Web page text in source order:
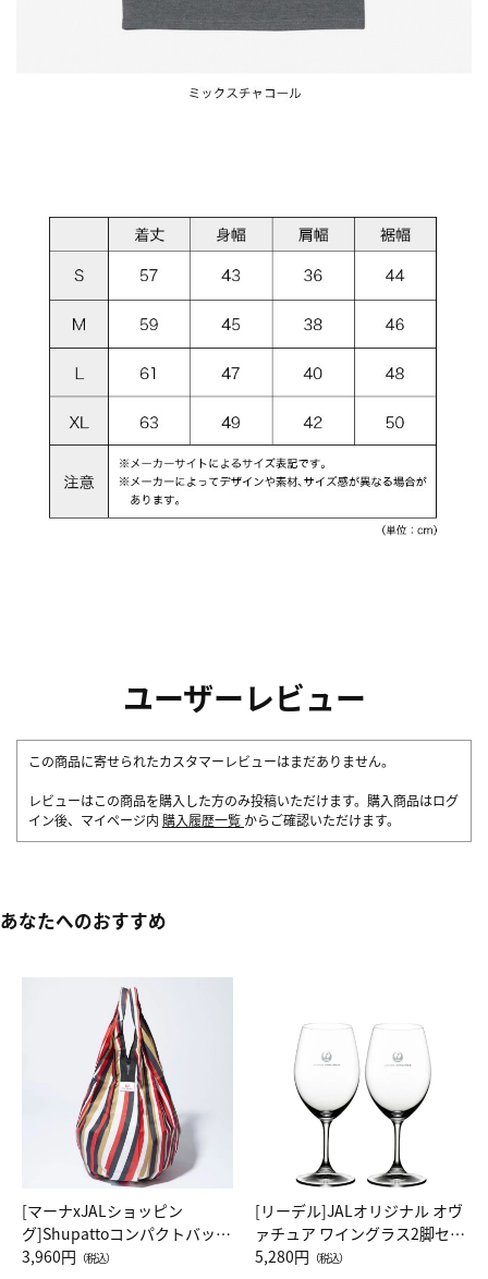
ユーザーレビュー
この商品に寄せられたカスタマーレビューはまだありません。
レビューはこの商品を購入した方のみ投稿いただけます。購入商品はログ
イン後、マイページ内 購入履歴一覧 からご確認いただけます。
あなたへのおすすめ
[マーナxJALショッピン
グ]Shupattoコンパクトバッグ
Drop JAL客室乗務員（LC）ス
3,960円 （税込）
[リーデル]JALオリジナル オヴ
ァチュア ワイングラス2脚セッ
ト（レッドワイン）
5,280円 （税込）